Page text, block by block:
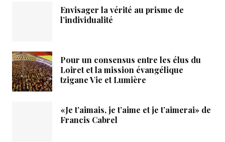
Envisager la vérité au prisme de
l’individualité
Pour un consensus entre les élus du
Loiret et la mission évangélique
tzigane Vie et Lumière
«Je t’aimais, je t’aime et je t’aimerai» de
Francis Cabrel